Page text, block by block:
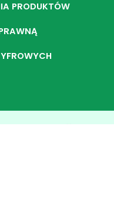
PRODUKTÓW